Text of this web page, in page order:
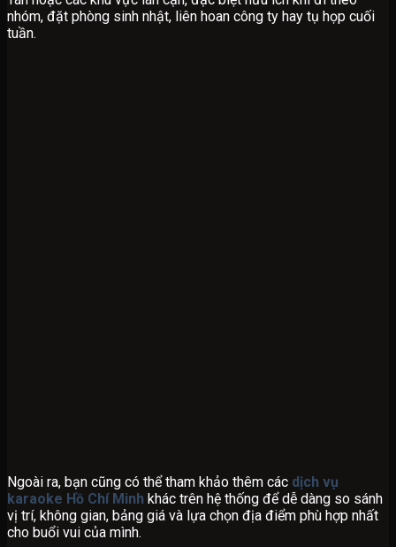
nhóm, đặt phòng sinh nhật, liên hoan công ty hay tụ họp cuối
tuần.
Ngoài ra, bạn cũng có thể tham khảo thêm các dịch vụ
karaoke Hồ Chí Minh khác trên hệ thống để dễ dàng so sánh
vị trí, không gian, bảng giá và lựa chọn địa điểm phù hợp nhất
cho buổi vui của mình.